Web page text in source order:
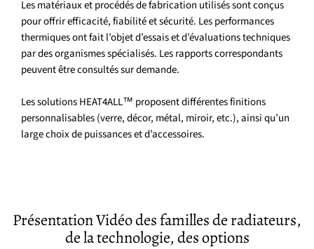
Les matériaux et procédés de fabrication utilisés sont conçus
pour offrir efficacité, fiabilité et sécurité. Les performances
thermiques ont fait l’objet d’essais et d’évaluations techniques
par des organismes spécialisés. Les rapports correspondants
peuvent être consultés sur demande.
Les solutions HEAT4ALL™ proposent différentes finitions
personnalisables (verre, décor, métal, miroir, etc.), ainsi qu’un
large choix de puissances et d’accessoires.
Présentation Vidéo des familles de radiateurs,
de la technologie, des options